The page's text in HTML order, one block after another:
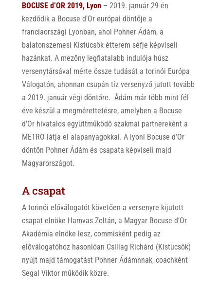
BOCUSE d’OR 2019, Lyon– 2019. január 29-én
kezdődik a Bocuse d’Or európai döntője a
franciaországi Lyonban, ahol Pohner Ádám, a
balatonszemesi Kistücsök étterem séfje képviseli
hazánkat. A mezőny legfiatalabb indulója húsz
versenytársával mérte össze tudását a torinói Európa
Válogatón, ahonnan csupán tíz versenyző jutott tovább
a 2019. január végi döntőre. Ádám már több mint fél
éve készül a megmérettetésre, amelyben a Bocuse
d’Or hivatalos együttműködő szakmai partnereként a
METRO látja el alapanyagokkal. A lyoni Bocuse d’Or
döntőn Pohner Ádám és csapata képviseli majd
Magyarországot.
A csapat
A torinói előválogatót követően a versenyre kijutott
csapat elnöke Hamvas Zoltán, a Magyar Bocuse d’Or
Akadémia elnöke lesz, commisként pedig az
előválogatóhoz hasonlóan Csillag Richárd (Kistücsök)
nyújt majd támogatást Pohner Ádámnnak, coachként
Segal Viktor működik közre.